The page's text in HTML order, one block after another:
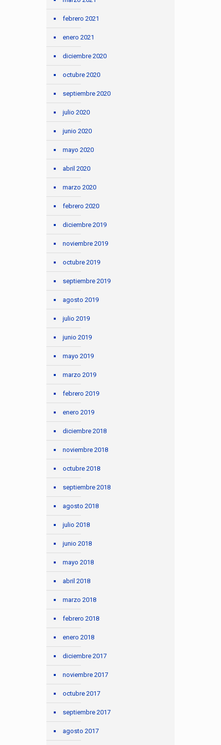
febrero 2021
enero 2021
diciembre 2020
octubre 2020
septiembre 2020
julio 2020
junio 2020
mayo 2020
abril 2020
marzo 2020
febrero 2020
diciembre 2019
noviembre 2019
octubre 2019
septiembre 2019
agosto 2019
julio 2019
junio 2019
mayo 2019
marzo 2019
febrero 2019
enero 2019
diciembre 2018
noviembre 2018
octubre 2018
septiembre 2018
agosto 2018
julio 2018
junio 2018
mayo 2018
abril 2018
marzo 2018
febrero 2018
enero 2018
diciembre 2017
noviembre 2017
octubre 2017
septiembre 2017
agosto 2017